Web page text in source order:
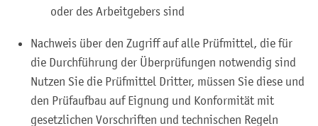
oder des Arbeitgebers sind
Nachweis über den Zugriff auf alle Prüfmittel, die für
die Durchführung der Überprüfungen notwendig sind
Nutzen Sie die Prüfmittel Dritter, müssen Sie diese und
den Prüfaufbau auf Eignung und Konformität mit
gesetzlichen Vorschriften und technischen Regeln